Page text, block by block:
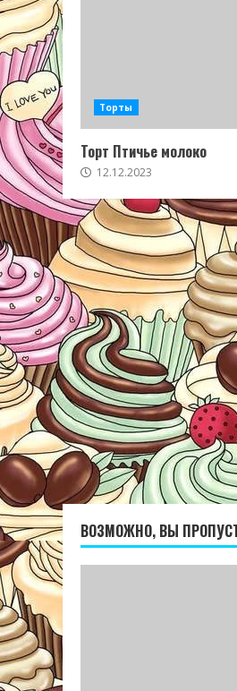
Торты
Торт Птичье молоко
12.12.2023
ВОЗМОЖНО, ВЫ